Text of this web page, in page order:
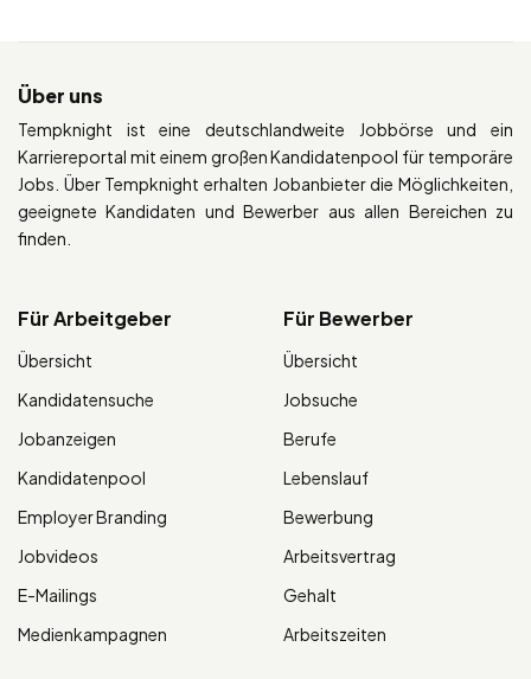
Über uns
Tempknight ist eine deutschlandweite Jobbörse und ein
Karriereportal mit einem großen Kandidatenpool für temporäre
Jobs. Über Tempknight erhalten Jobanbieter die Möglichkeiten,
geeignete Kandidaten und Bewerber aus allen Bereichen zu
finden.
Für Arbeitgeber
Übersicht
Kandidatensuche
Jobanzeigen
Kandidatenpool
Employer Branding
Jobvideos
E-Mailings
Medienkampagnen
Für Bewerber
Übersicht
Jobsuche
Berufe
Lebenslauf
Bewerbung
Arbeitsvertrag
Gehalt
Arbeitszeiten